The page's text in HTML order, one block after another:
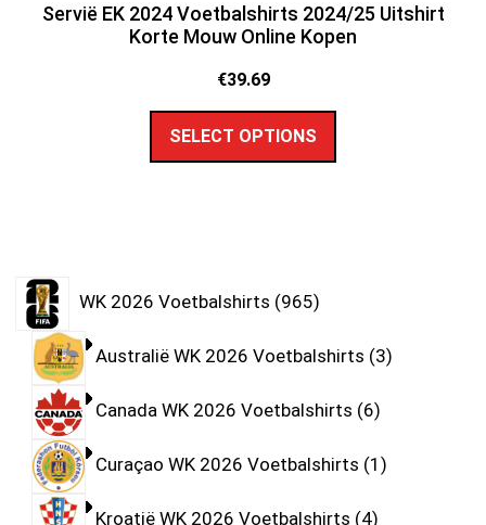
Servië EK 2024 Voetbalshirts 2024/25 Uitshirt
Korte Mouw Online Kopen
€39.69
SELECT OPTIONS
WK 2026 Voetbalshirts 965
Australië WK 2026 Voetbalshirts 3
Canada WK 2026 Voetbalshirts 6
Curaçao WK 2026 Voetbalshirts 1
Kroatië WK 2026 Voetbalshirts 4